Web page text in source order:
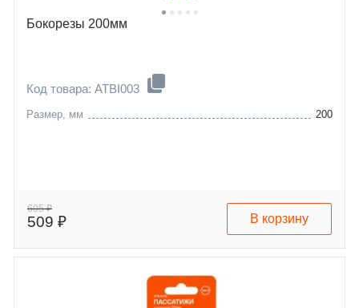
Бокорезы 200мм
Код товара: ATBI003
Размер, мм 200
605 ₽
509 ₽ В корзину